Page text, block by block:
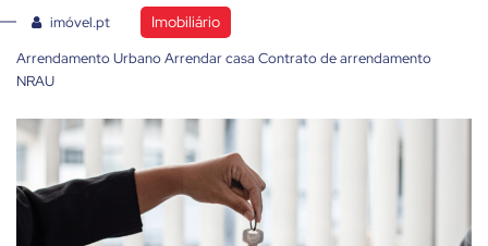
imóvel.pt Imobiliário
Arrendamento UrbanoArrendar casa Contrato de arrendamento
NRAU